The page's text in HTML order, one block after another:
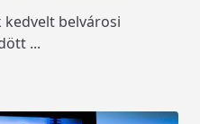
kedvelt belvárosi
...